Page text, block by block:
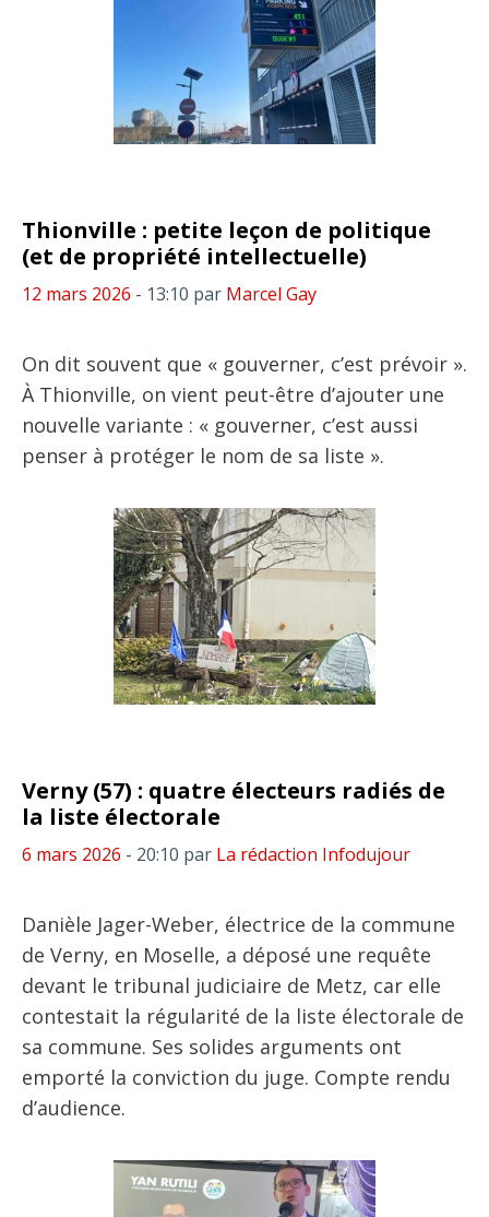
Thionville : petite leçon de politique
(et de propriété intellectuelle)
12 mars 2026 - 13:10 par Marcel Gay
On dit souvent que « gouverner, c’est prévoir ».
À Thionville, on vient peut-être d’ajouter une
nouvelle variante : « gouverner, c’est aussi
penser à protéger le nom de sa liste ».
Verny (57) : quatre électeurs radiés de
la liste électorale
6 mars 2026 - 20:10 par La rédaction Infodujour
Danièle Jager-Weber, électrice de la commune
de Verny, en Moselle, a déposé une requête
devant le tribunal judiciaire de Metz, car elle
contestait la régularité de la liste électorale de
sa commune. Ses solides arguments ont
emporté la conviction du juge. Compte rendu
d’audience.